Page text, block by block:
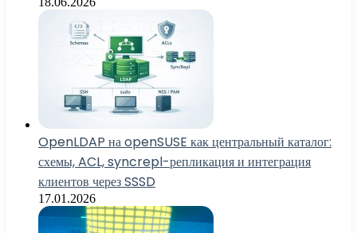
OpenLDAP на openSUSE как центральный каталог:
схемы, ACL, syncrepl-репликация и интеграция
клиентов через SSSD
17.01.2026